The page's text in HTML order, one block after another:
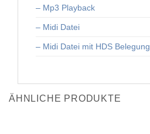
– Mp3 Playback
– Midi Datei
– Midi Datei mit HDS Belegung
ÄHNLICHE PRODUKTE